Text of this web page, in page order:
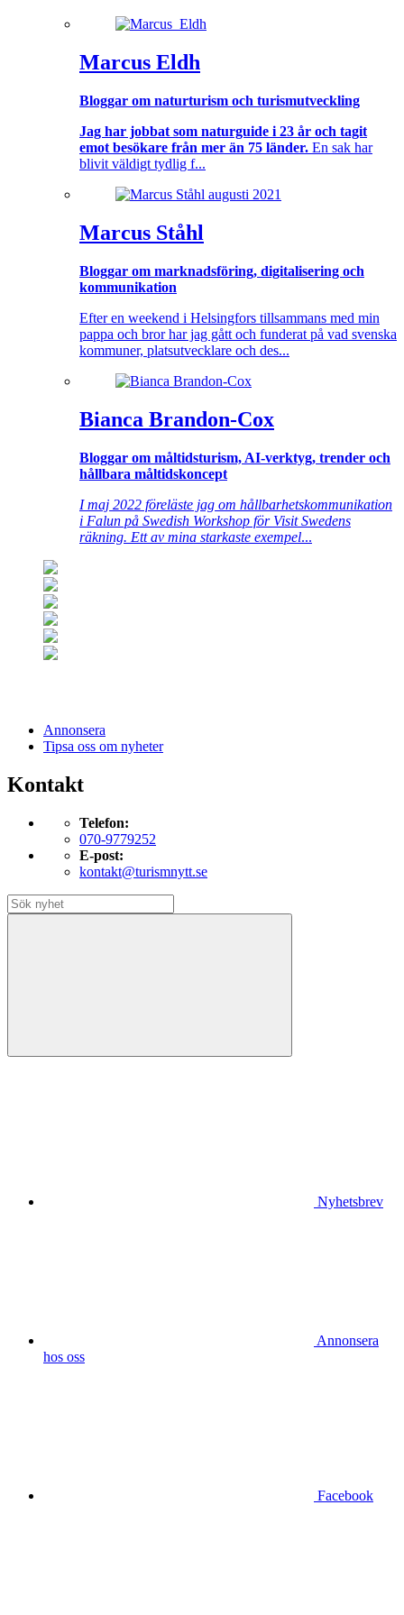
Marcus Eldh
Bloggar om naturturism och turismutveckling
Jag har jobbat som naturguide i 23 år och tagit
emot besökare från mer än 75 länder. En sak har
blivit väldigt tydlig f...
Marcus Ståhl
Bloggar om marknadsföring, digitalisering och
kommunikation
Efter en weekend i Helsingfors tillsammans med min
pappa och bror har jag gått och funderat på vad svenska
kommuner, platsutvecklare och des...
Bianca Brandon-Cox
Bloggar om måltidsturism, AI-verktyg, trender och
hållbara måltidskoncept
I maj 2022 föreläste jag om hållbarhetskommunikation
i Falun på Swedish Workshop för Visit Swedens
räkning. Ett av mina starkaste exempel...
Annonsera
Tipsa oss om nyheter
Kontakt
Telefon:
070-9779252
E-post:
kontakt@turismnytt.se
Nyhetsbrev
Annonsera
hos oss
Facebook